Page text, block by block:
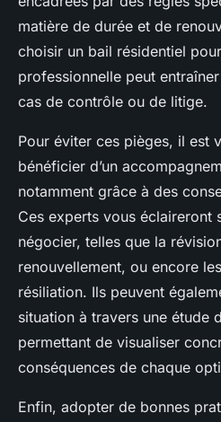
matière de durée et de
choisir un bail résidentiel
professionnelle peut
cas de contrôle ou de litige.
Pour éviter ces pièges, il est
bénéficier d’un
notamment grâce à des
Ces experts vous éclaireront
négocier, telles que la
renouvellement, ou encore
résiliation. Ils peuvent
situation à travers une étude
permettant de visualiser
conséquences de chaque
Enfin, adopter de bonnes